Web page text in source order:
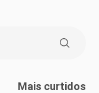
Mais curtidos